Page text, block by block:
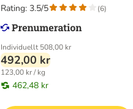
Individuellt 508,00 kr
492,00 kr
123,00 kr / kg
462,48 kr
Rating: 3.5/5 (6)